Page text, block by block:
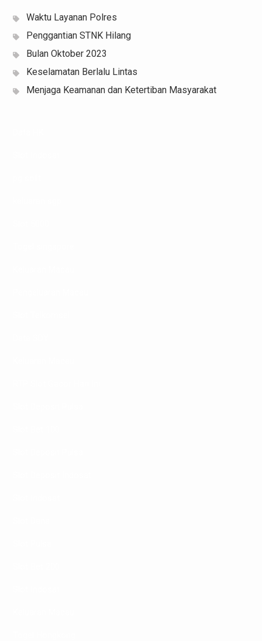
Waktu Layanan Polres
Penggantian STNK Hilang
Bulan Oktober 2023
Keselamatan Berlalu Lintas
Menjaga Keamanan dan Ketertiban Masyarakat